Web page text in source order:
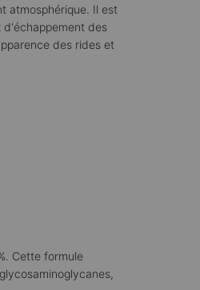
atmosphérique. Il est
d'échappement des
des rides et
Cette formule